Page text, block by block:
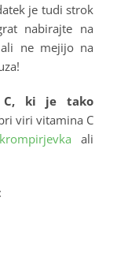
je tudi strok
nabirajte na
ne mejijo na
C, ki je tako
viri vitamina C
krompirjevka ali